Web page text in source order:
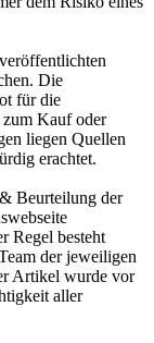
Die
für die
Kauf oder
liegen Quellen
erachtet.
Beurteilung der
Regel besteht
der jeweiligen
Artikel wurde vor
aller